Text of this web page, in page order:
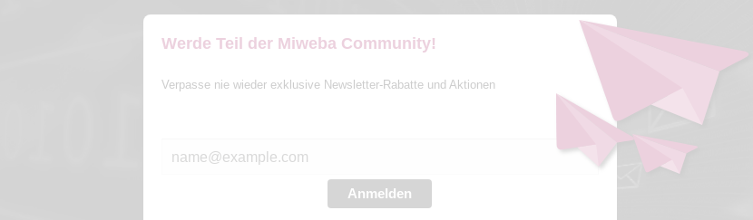
Werde Teil der Miweba Community!
Verpasse nie wieder exklusive Newsletter-Rabatte und Aktionen
Anmelden